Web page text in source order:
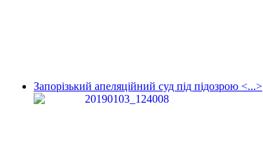
Запорізький апеляційний суд під підозрою <...>